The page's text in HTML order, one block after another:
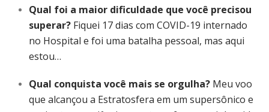
Qual foi a maior dificuldade que você precisou
superar? Fiquei 17 dias com COVID-19 internado
no Hospital e foi uma batalha pessoal, mas aqui
estou…
Qual conquista você mais se orgulha? Meu voo
que alcançou a Estratosfera em um supersônico e